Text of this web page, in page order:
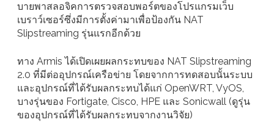
บายพาสลอจิคการตรวจสอบพอร์ตของโปรแกรมเว็บ
เบราว์เซอร์ซึ่งมีการตั้งค่ามาเพื่อป้องกัน NAT
Slipstreaming รุ่นแรกอีกด้วย
ทาง Armis ได้เปิดเผยผลกระทบของ NAT Slipstreaming
2.0 ที่มีต่ออุปกรณ์เครือข่าย โดยจากการทดสอบนั้นระบบ
และอุปกรณ์ที่ได้รับผลกระทบได้แก่ OpenWRT, VyOS,
บางรุ่นของ Fortigate, Cisco, HPE และ Sonicwall (ดูรุ่น
ของอุปกรณ์ที่ได้รับผลกระทบจากงานวิจัย)